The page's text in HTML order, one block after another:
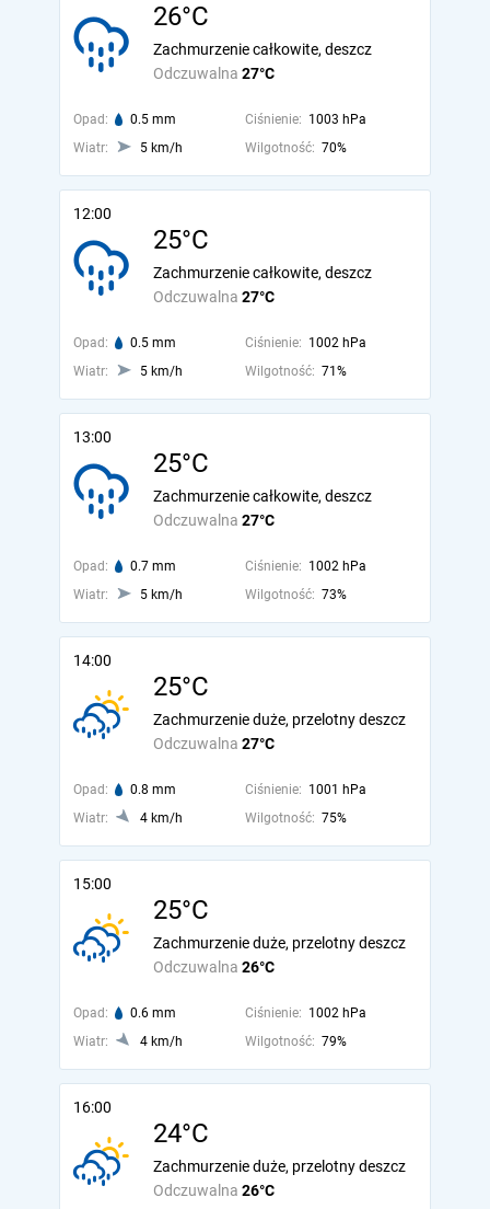
26°C
Odczuwalna 27°C
Zachmurzenie całkowite, deszcz
Opad: 0.5 mm Ciśnienie: 1003 hPa
Wiatr:
5 km/h Wilgotność: 70%
12:00
25°C
Odczuwalna 27°C
Zachmurzenie całkowite, deszcz
Opad: 0.5 mm Ciśnienie: 1002 hPa
Wiatr:
5 km/h Wilgotność: 71%
13:00
25°C
Odczuwalna 27°C
Zachmurzenie całkowite, deszcz
Opad: 0.7 mm Ciśnienie: 1002 hPa
Wiatr:
5 km/h Wilgotność: 73%
14:00
25°C
Odczuwalna 27°C
Zachmurzenie duże, przelotny deszcz
Opad: 0.8 mm Ciśnienie: 1001 hPa
Wiatr:
4 km/h Wilgotność: 75%
15:00
25°C
Odczuwalna 26°C
Zachmurzenie duże, przelotny deszcz
Opad: 0.6 mm Ciśnienie: 1002 hPa
Wiatr:
4 km/h Wilgotność: 79%
16:00
24°C
Odczuwalna 26°C
Zachmurzenie duże, przelotny deszcz